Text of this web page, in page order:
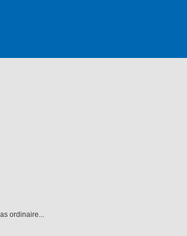
ordinaire...